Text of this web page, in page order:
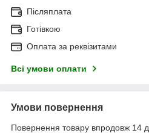
Післяплата
Готівкою
Оплата за реквізитами
Всі умови оплати
Умови повернення
Повернення товару впродовж 14